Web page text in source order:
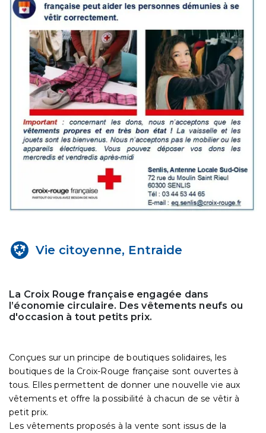
Vie citoyenne, Entraide
La Croix Rouge française engagée dans
l’économie circulaire. Des vêtements neufs ou
d'occasion à tout petits prix.
Conçues sur un principe de boutiques solidaires, les
boutiques de la Croix-Rouge française sont ouvertes à
tous. Elles permettent de donner une nouvelle vie aux
vêtements et offre la possibilité à chacun de se vêtir à
petit prix.
Les vêtements proposés à la vente sont issus de la